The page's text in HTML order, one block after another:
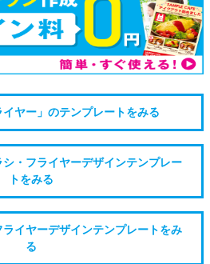
ヤー」のテンプレートをみる
・フライヤーデザインテンプレー
トをみる
イヤーデザインテンプレートをみ
る